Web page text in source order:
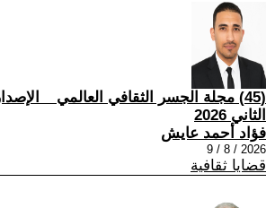
(45) مجلة الجسر الثقافي العالمي _
الثاني 2026
فؤاد أحمد عايش
2026 / 8 / 9
قضايا ثقافية